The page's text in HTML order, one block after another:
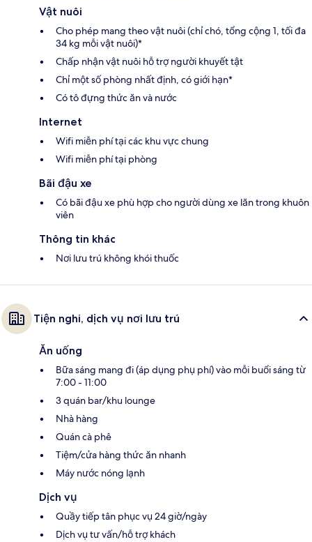
Vật nuôi
Cho phép mang theo vật nuôi (chỉ chó, tổng cộng 1, tối đa
34 kg mỗi vật nuôi)*
Chấp nhận vật nuôi hỗ trợ người khuyết tật
Chỉ một số phòng nhất định, có giới hạn*
Có tô đựng thức ăn và nước
Internet
Wifi miễn phí tại các khu vực chung
Wifi miễn phí tại phòng
Bãi đậu xe
Có bãi đậu xe phù hợp cho người dùng xe lăn trong khuôn
viên
Thông tin khác
Nơi lưu trú không khói thuốc
Tiện nghi, dịch vụ nơi lưu trú
Ăn uống
Bữa sáng mang đi (áp dụng phụ phí) vào mỗi buổi sáng từ
7:00 - 11:00
3 quán bar/khu lounge
Nhà hàng
Quán cà phê
Tiệm/cửa hàng thức ăn nhanh
Máy nước nóng lạnh
Dịch vụ
Quầy tiếp tân phục vụ 24 giờ/ngày
Dịch vụ tư vấn/hỗ trợ khách